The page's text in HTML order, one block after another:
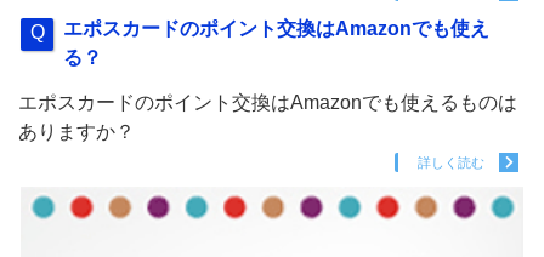
エポスカードのポイント交換はAmazonでも使え
る？
エポスカードのポイント交換はAmazonでも使えるものは
ありますか？
詳しく読む